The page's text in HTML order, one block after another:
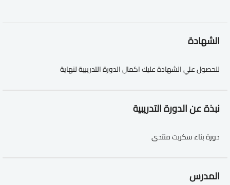
الشهادة
للحصول علي الشهادة عليك اكمال الدورة التدريبية لنهاية
نبذة عن الدورة التدريبية
دورة بناء سكربت منتدى
المدرس